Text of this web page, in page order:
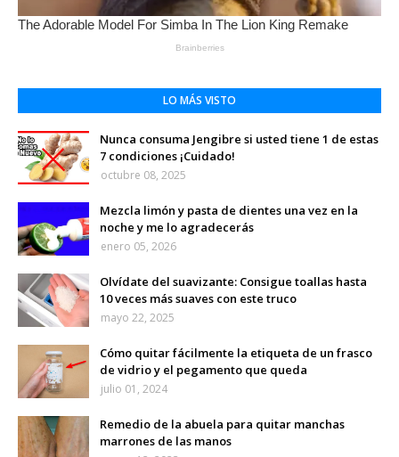
LO MÁS VISTO
Nunca consuma Jengibre si usted tiene 1 de estas
7 condiciones ¡Cuidado!
octubre 08, 2025
Mezcla limón y pasta de dientes una vez en la
noche y me lo agradecerás
enero 05, 2026
Olvídate del suavizante: Consigue toallas hasta
10 veces más suaves con este truco
mayo 22, 2025
Cómo quitar fácilmente la etiqueta de un frasco
de vidrio y el pegamento que queda
julio 01, 2024
Remedio de la abuela para quitar manchas
marrones de las manos